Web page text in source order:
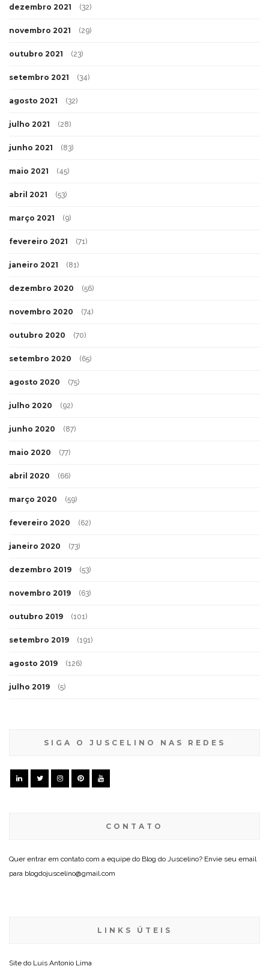
dezembro 2021 (32)
novembro 2021 (29)
outubro 2021 (23)
setembro 2021 (34)
agosto 2021 (32)
julho 2021 (28)
junho 2021 (83)
maio 2021 (45)
abril 2021 (53)
março 2021 (9)
fevereiro 2021 (71)
janeiro 2021 (81)
dezembro 2020 (56)
novembro 2020 (74)
outubro 2020 (70)
setembro 2020 (65)
agosto 2020 (75)
julho 2020 (92)
junho 2020 (87)
maio 2020 (77)
abril 2020 (66)
março 2020 (59)
fevereiro 2020 (62)
janeiro 2020 (73)
dezembro 2019 (53)
novembro 2019 (63)
outubro 2019 (101)
setembro 2019 (191)
agosto 2019 (126)
julho 2019 (5)
SIGA O JUSCELINO NAS REDES
CONTATO
Quer entrar em contato com a equipe do Blog do Juscelino? Envie seu email
para blogdojuscelino@gmail.com
LINKS ÚTEIS
Site do Luis Antonio Lima